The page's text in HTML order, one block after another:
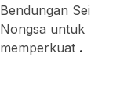
Bendungan Sei
Nongsa untuk
memperkuat .